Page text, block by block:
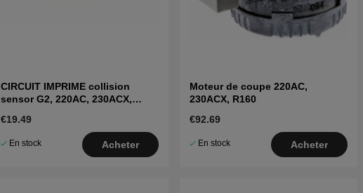
CIRCUIT IMPRIME collision
sensor G2, 220AC, 230ACX,
€19.49
En stock Acheter
Moteur de coupe 220AC,
230ACX, R160
€92.69
En stock Acheter